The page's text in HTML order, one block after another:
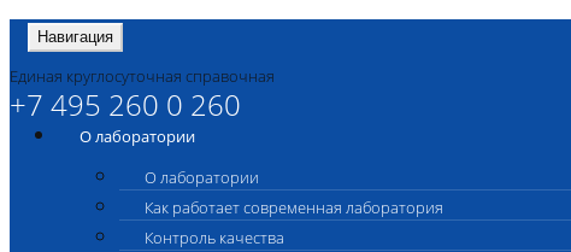
Навигация
Единая круглосуточная справочная
+7 495 260 0 260
О лаборатории
О лаборатории
Как работает современная лаборатория
Контроль качества